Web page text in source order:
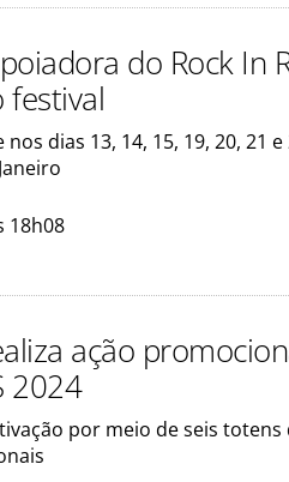
do Rock In
festival
dias 13, 14, 15, 19, 20, 21
18h08
ação
2024
por meio de seis